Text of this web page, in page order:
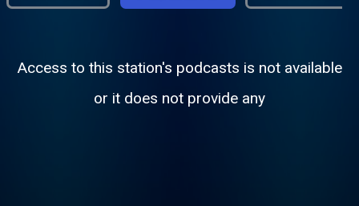
Access to this station's podcasts is not available
or it does not provide any